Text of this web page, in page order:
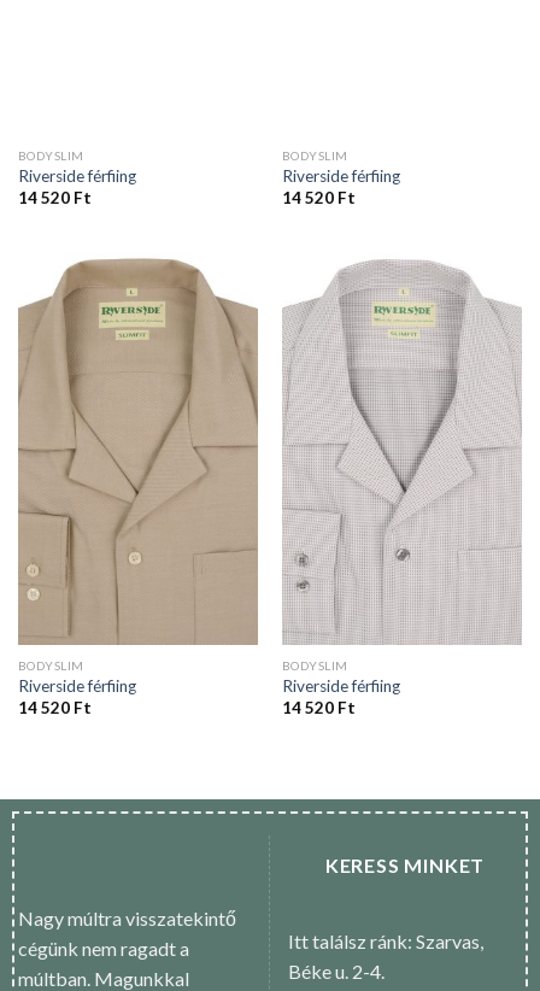
BODYSLIM
Riverside férfiing
14 520 Ft
BODYSLIM
Riverside férfiing
14 520 Ft
BODYSLIM
Riverside férfiing
14 520 Ft
BODYSLIM
Riverside férfiing
14 520 Ft
Nagy múltra visszatekintő
cégünk nem ragadt a
múltban. Magunkkal
KERESS MINKET
Itt találsz ránk: Szarvas,
Béke u. 2-4.